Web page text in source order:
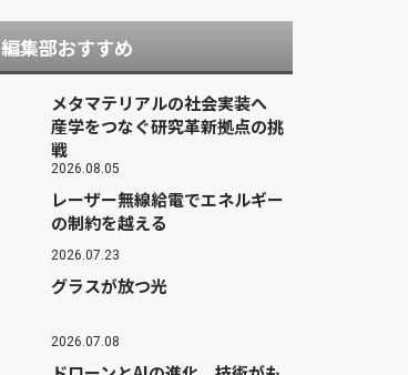
編集部おすすめ
メタマテリアルの社会実装へ
産学をつなぐ研究革新拠点の挑
戦
2026.08.05
レーザー無線給電でエネルギー
の制約を越える
2026.07.23
グラスが放つ光
2026.07.08